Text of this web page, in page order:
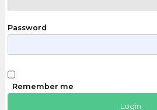
Password
Remember me